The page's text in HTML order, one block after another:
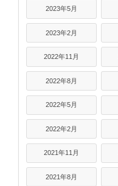
2023年5月
2023年2月
2022年11月
2022年8月
2022年5月
2022年2月
2021年11月
2021年8月